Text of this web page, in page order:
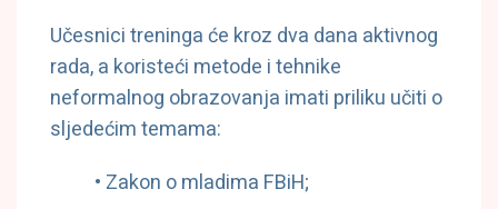
Učesnici treninga će kroz dva dana aktivnog
rada, a koristeći metode i tehnike
neformalnog obrazovanja imati priliku učiti o
sljedećim temama:
• Zakon o mladima FBiH;